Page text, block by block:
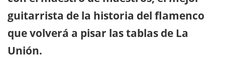
guitarrista de la historia del flamenco
que volverá a pisar las tablas de La
Unión.